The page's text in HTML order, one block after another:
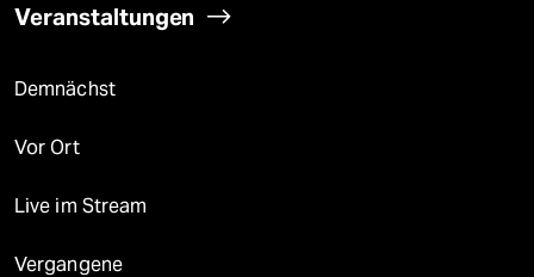
Veranstaltungen
Demnächst
Vor Ort
Live im Stream
Vergangene